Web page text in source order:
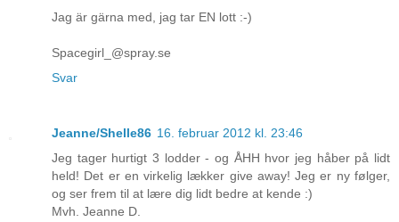
Jag är gärna med, jag tar EN lott :-)
Spacegirl_@spray.se
Svar
Jeanne/Shelle86 16. februar 2012 kl. 23:46
Jeg tager hurtigt 3 lodder - og ÅHH hvor jeg håber på lidt
held! Det er en virkelig lækker give away! Jeg er ny følger,
og ser frem til at lære dig lidt bedre at kende :)
Mvh. Jeanne D.